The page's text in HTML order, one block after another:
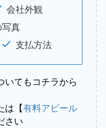
会社外観
真
支払方法
いてもコチラから
は【有料アピール
さい